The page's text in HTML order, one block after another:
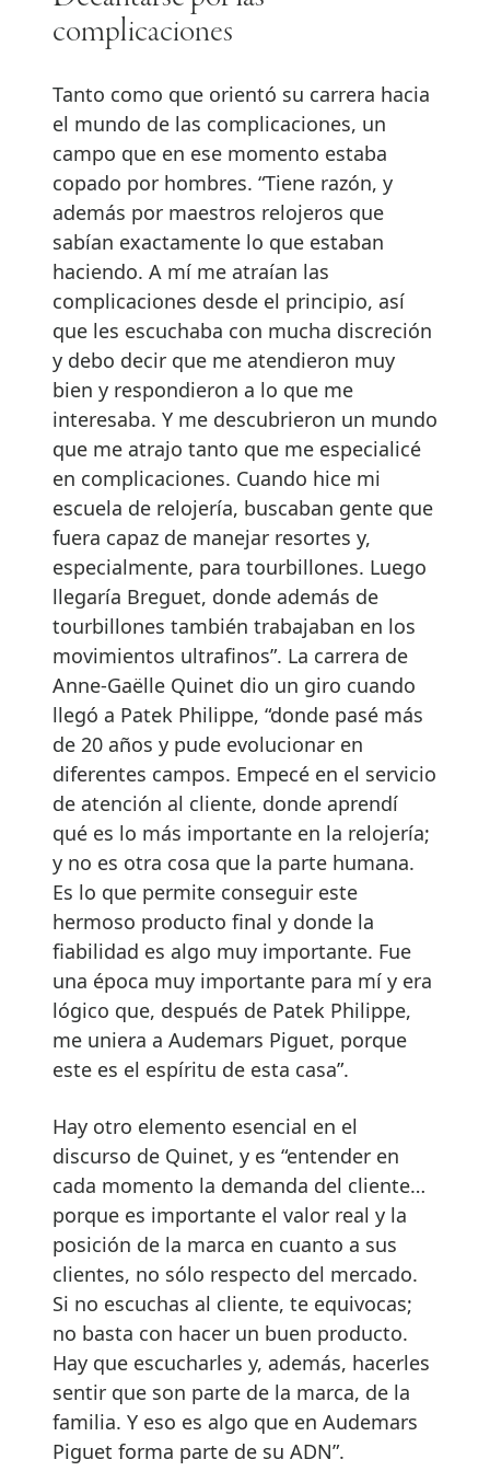
complicaciones
Tanto como que orientó su carrera hacia
el mundo de las complicaciones, un
campo que en ese momento estaba
copado por hombres. “Tiene razón, y
además por maestros relojeros que
sabían exactamente lo que estaban
haciendo. A mí me atraían las
complicaciones desde el principio, así
que les escuchaba con mucha discreción
y debo decir que me atendieron muy
bien y respondieron a lo que me
interesaba. Y me descubrieron un mundo
que me atrajo tanto que me especialicé
en complicaciones. Cuando hice mi
escuela de relojería, buscaban gente que
fuera capaz de manejar resortes y,
especialmente, para tourbillones. Luego
llegaría Breguet, donde además de
tourbillones también trabajaban en los
movimientos ultrafinos”. La carrera de
Anne-Gaëlle Quinet dio un giro cuando
llegó a Patek Philippe, “donde pasé más
de 20 años y pude evolucionar en
diferentes campos. Empecé en el servicio
de atención al cliente, donde aprendí
qué es lo más importante en la relojería;
y no es otra cosa que la parte humana.
Es lo que permite conseguir este
hermoso producto final y donde la
fiabilidad es algo muy importante. Fue
una época muy importante para mí y era
lógico que, después de Patek Philippe,
me uniera a Audemars Piguet, porque
este es el espíritu de esta casa”.
Hay otro elemento esencial en el
discurso de Quinet, y es “entender en
cada momento la demanda del cliente…
porque es importante el valor real y la
posición de la marca en cuanto a sus
clientes, no sólo respecto del mercado.
Si no escuchas al cliente, te equivocas;
no basta con hacer un buen producto.
Hay que escucharles y, además, hacerles
sentir que son parte de la marca, de la
familia. Y eso es algo que en Audemars
Piguet forma parte de su ADN”.